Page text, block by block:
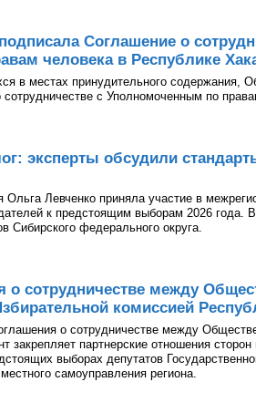
Соглашение о
человека в Республике
в местах принудительного содержания,
с Уполномоченным по
эксперты обсудили
Левченко приняла участие в
к предстоящим выборам 2026 года.
Сибирского федерального округа.
о сотрудничестве между
комиссией
о сотрудничестве между
партнерские отношения
выборах депутатов
самоуправления региона.